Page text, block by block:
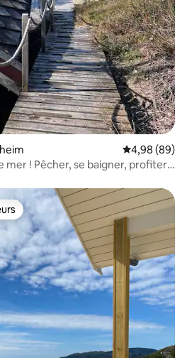
Évaluation
4,98 (89)
mer ! Pêcher, se baigner, profiter,